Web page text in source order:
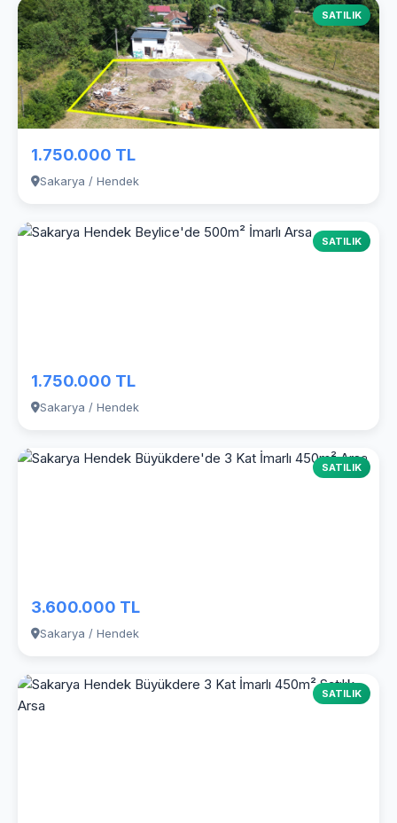
SATILIK
1.750.000 TL
Sakarya / Hendek
SATILIK
1.750.000 TL
Sakarya / Hendek
SATILIK
3.600.000 TL
Sakarya / Hendek
SATILIK